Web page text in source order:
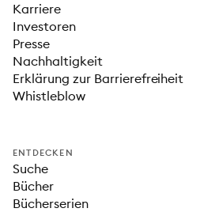
Karriere
Investoren
Presse
Nachhaltigkeit
Erklärung zur Barrierefreiheit
Whistleblow
ENTDECKEN
Suche
Bücher
Bücherserien